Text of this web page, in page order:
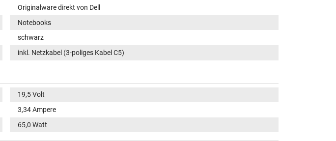
Originalware direkt von Dell
Notebooks
schwarz
inkl. Netzkabel (3-poliges Kabel C5)
19,5 Volt
3,34 Ampere
65,0 Watt